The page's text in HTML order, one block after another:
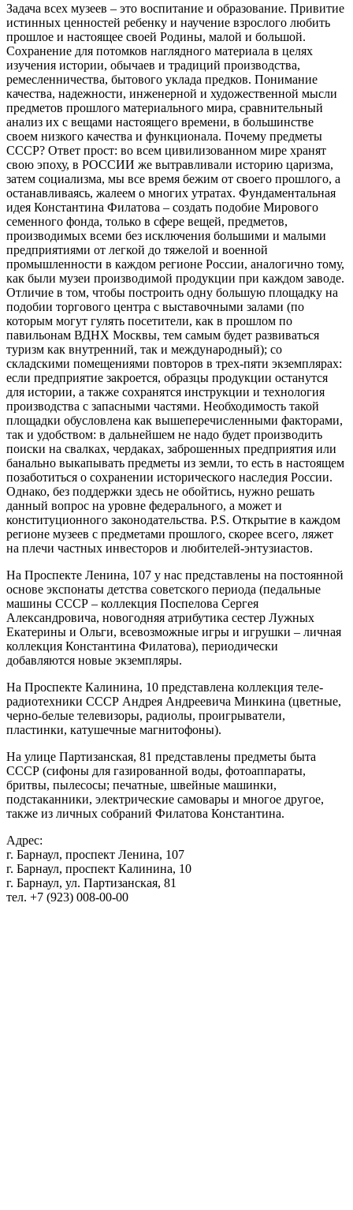
Задача всех музеев – это воспитание и образование. Привитие
истинных ценностей ребенку и научение взрослого любить
прошлое и настоящее своей Родины, малой и большой.
Сохранение для потомков наглядного материала в целях
изучения истории, обычаев и традиций производства,
ремесленничества, бытового уклада предков. Понимание
качества, надежности, инженерной и художественной мысли
предметов прошлого материального мира, сравнительный
анализ их с вещами настоящего времени, в большинстве
своем низкого качества и функционала. Почему предметы
СССР? Ответ прост: во всем цивилизованном мире хранят
свою эпоху, в РОССИИ же вытравливали историю царизма,
затем социализма, мы все время бежим от своего прошлого, а
останавливаясь, жалеем о многих утратах. Фундаментальная
идея Константина Филатова – создать подобие Мирового
семенного фонда, только в сфере вещей, предметов,
производимых всеми без исключения большими и малыми
предприятиями от легкой до тяжелой и военной
промышленности в каждом регионе России, аналогично тому,
как были музеи производимой продукции при каждом заводе.
Отличие в том, чтобы построить одну большую площадку на
подобии торгового центра с выставочными залами (по
которым могут гулять посетители, как в прошлом по
павильонам ВДНХ Москвы, тем самым будет развиваться
туризм как внутренний, так и международный); со
складскими помещениями повторов в трех-пяти экземплярах:
если предприятие закроется, образцы продукции останутся
для истории, а также сохранятся инструкции и технология
производства с запасными частями. Необходимость такой
площадки обусловлена как вышеперечисленными факторами,
так и удобством: в дальнейшем не надо будет производить
поиски на свалках, чердаках, заброшенных предприятия или
банально выкапывать предметы из земли, то есть в настоящем
позаботиться о сохранении исторического наследия России.
Однако, без поддержки здесь не обойтись, нужно решать
данный вопрос на уровне федерального, а может и
конституционного законодательства. P.S. Открытие в каждом
регионе музеев с предметами прошлого, скорее всего, ляжет
на плечи частных инвесторов и любителей-энтузиастов.
На Проспекте Ленина, 107 у нас представлены на постоянной
основе экспонаты детства советского периода (педальные
машины СССР – коллекция Поспелова Сергея
Александровича, новогодняя атрибутика сестер Лужных
Екатерины и Ольги, всевозможные игры и игрушки – личная
коллекция Константина Филатова), периодически
добавляются новые экземпляры.
На Проспекте Калинина, 10 представлена коллекция теле-
радиотехники СССР Андрея Андреевича Минкина (цветные,
черно-белые телевизоры, радиолы, проигрыватели,
пластинки, катушечные магнитофоны).
На улице Партизанская, 81 представлены предметы быта
СССР (сифоны для газированной воды, фотоаппараты,
бритвы, пылесосы; печатные, швейные машинки,
подстаканники, электрические самовары и многое другое,
также из личных собраний Филатова Константина.
Адрес:
г. Барнаул, проспект Ленина, 107
г. Барнаул, проспект Калинина, 10
г. Барнаул, ул. Партизанская, 81
тел. +7 (923) 008-00-00